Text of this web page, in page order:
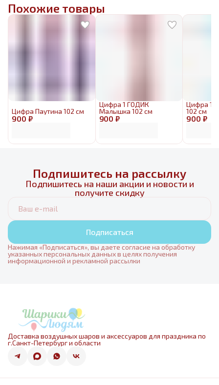
Похожие товары
900 ₽
Цифра Паутина 102 см
900 ₽
Цифра 1 ГОДИК
Малышка 102 см
900 ₽
Цифра 1
102 см
Подпишитесь на рассылку
Подпишитесь на наши акции и новости и
получите скидку
Подписаться
Нажимая «Подписаться», вы даете согласие на обработку
указанных персональных данных в целях получения
информационной и рекламной рассылки
Доставка воздушных шаров и аксессуаров для праздника по
г.Санкт-Петербург и области